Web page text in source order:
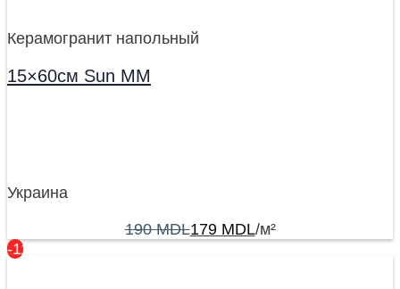
Керамогранит напольный
15×60см Sun MM
Украина
190MDL179 MDL/м²
-11%